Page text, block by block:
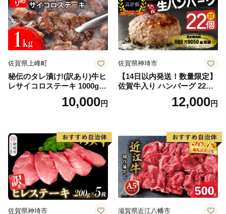
佐賀県上峰町
秘伝のタレ漬け!(訳あり)牛ヒ
レサイコロステーキ 1000g
10,000円
佐賀県神埼市
【14日以内発送！数量限定】
佐賀牛入り ハンバーグ 22個
2.6kg(120g×22個)【佐賀牛
黒毛和牛 ブランド牛 九州 ハ
気】(H083106)
12,000円
佐賀県神埼市 滋賀県近江八幡市